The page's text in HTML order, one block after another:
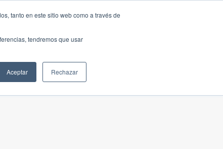
tanto en este sitio web como a través de
tendremos que usar
Aceptar Rechazar